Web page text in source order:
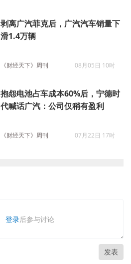
剥离广汽菲克后，广汽汽车销量下
滑1.4万辆
《财经天下》周刊 08月05日 10时
抱怨电池占车成本60%后，宁德时
代喊话广汽：公司仅稍有盈利
《财经天下》周刊 07月22日 17时
登录后参与讨论
发表